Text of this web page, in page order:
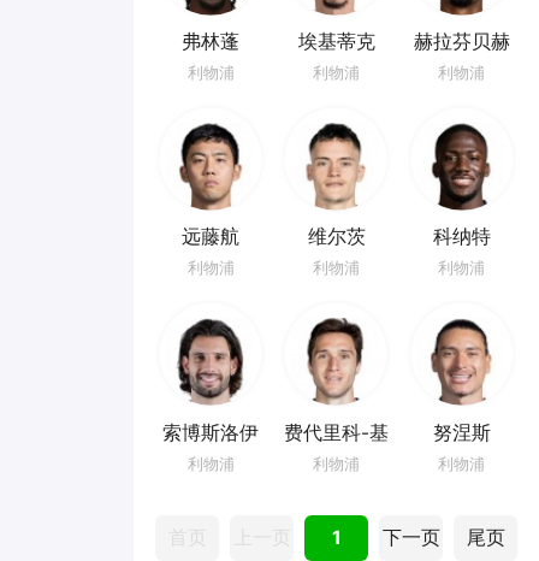
弗林蓬
利物浦
埃基蒂克
利物浦
赫拉芬贝赫
利物浦
远藤航
利物浦
维尔茨
利物浦
科纳特
利物浦
索博斯洛伊
利物浦
费代里科-基
耶萨
利物浦
努涅斯
利物浦
1 下一页 尾页